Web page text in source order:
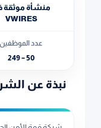
منشأة موثقة
VWIRES
عدد الموظفين
50 – 249
نبذة عن